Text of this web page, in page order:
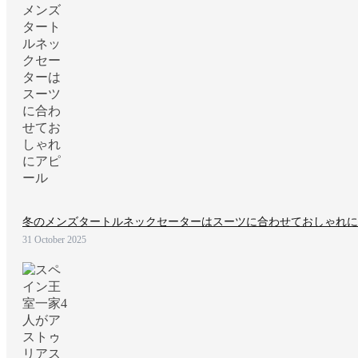
冬のメンズタートルネックセーターはスーツに合わせておしゃれ
31 October 2025